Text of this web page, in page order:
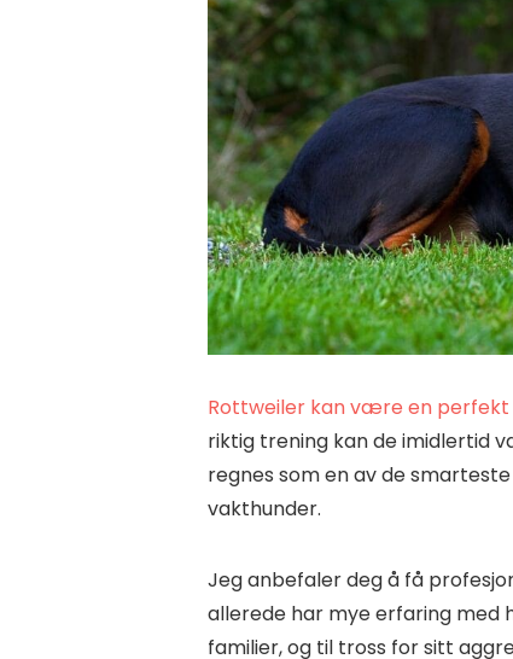
Rottweiler kan være en
riktig trening kan de imidlertid
regnes som en av de
vakthunder.
Jeg anbefaler deg å få
allerede har mye erfaring med
familier, og til tross for sitt